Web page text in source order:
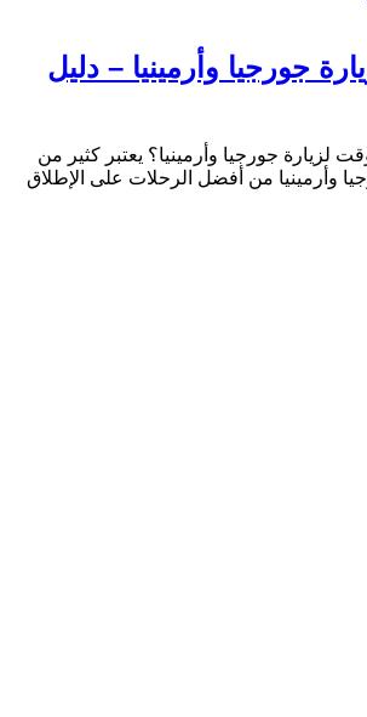
جورجيا وأرمينيا – دليل
جورجيا وأرمينيا؟ يعتبر كثير من
وأرمينيا من أفضل الرحلات على الإطلاق